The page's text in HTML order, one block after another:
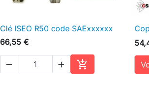
 Aperçu rapide
Clé ISEO R50 code SAExxxxxx
66,55 €
  
Ajouter au panier